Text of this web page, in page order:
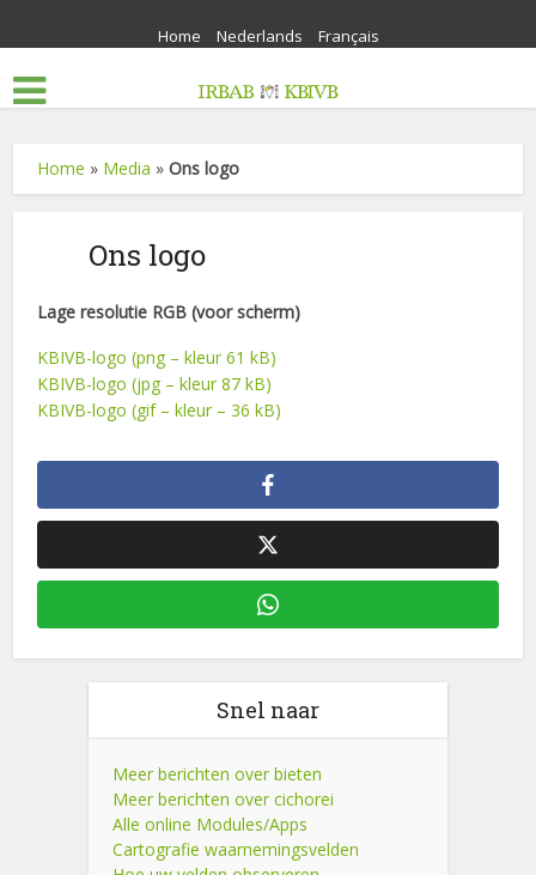
Home Nederlands Français
Home » Media »Ons logo
Ons logo
Lage resolutie RGB (voor scherm)
KBIVB-logo (png – kleur 61 kB)
KBIVB-logo (jpg – kleur 87 kB)
KBIVB-logo (gif – kleur – 36 kB)
Snel naar
Meer berichten over bieten
Meer berichten over cichorei
Alle online Modules/Apps
Cartografie waarnemingsvelden